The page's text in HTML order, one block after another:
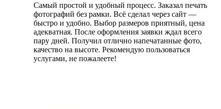
Самый простой и удобный процесс. Заказал печать
фотографий без рамки. Всё сделал через сайт —
быстро и удобно. Выбор размеров приятный, цена
адекватная. После оформления заявки ждал всего
пару дней. Получил отлично напечатанные фото,
качество на высоте. Рекомендую пользоваться
услугами, не пожалеете!